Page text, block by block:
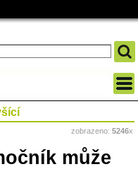
zobrazeno: 5246x
může